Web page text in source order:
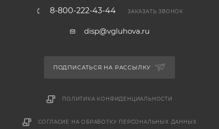
8-800-222-43-44 ЗАКАЗАТЬ ЗВОНОК
disp@vgluhova.ru
ПОДПИСАТЬСЯ НА РАССЫЛКУ
ПОЛИТИКА КОНФИДЕНЦИАЛЬНОСТИ
СОГЛАСИЕ НА ОБРАБОТКУ ПЕРСОНАЛЬНЫХ ДАННЫХ